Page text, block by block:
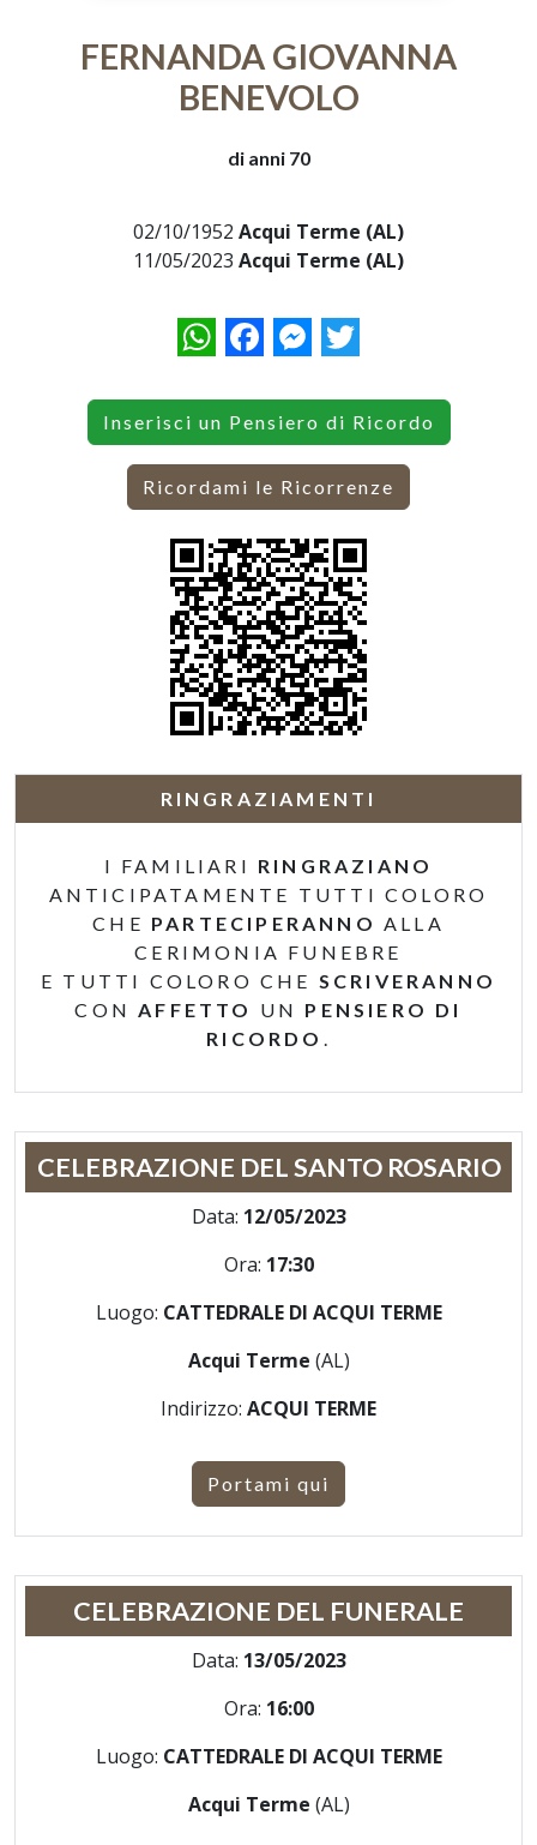
FERNANDA GIOVANNA
BENEVOLO
di anni 70
02/10/1952 Acqui Terme (AL)
11/05/2023 Acqui Terme (AL)
WhatsAppFacebookMessenger
Twitter
Inserisci un Pensiero di Ricordo
Ricordami le Ricorrenze
RINGRAZIAMENTI
I FAMILIARI RINGRAZIANO
ANTICIPATAMENTE TUTTI COLORO
CHE PARTECIPERANNO ALLA
CERIMONIA FUNEBRE
E TUTTI COLORO CHE SCRIVERANNO
CONAFFETTO UN PENSIERO DI
RICORDO .
CELEBRAZIONE DEL SANTO ROSARIO
Data: 12/05/2023
Ora: 17:30
Luogo: CATTEDRALE DI ACQUI TERME
Acqui Terme (AL)
Indirizzo: ACQUI TERME
Portami qui
CELEBRAZIONE DEL FUNERALE
Data: 13/05/2023
Ora: 16:00
Luogo: CATTEDRALE DI ACQUI TERME
Acqui Terme (AL)